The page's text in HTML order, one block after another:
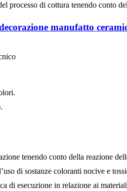
processo di cottura tenendo conto
manufatto
tenendo conto della reazione
di sostanze coloranti nocive e
di esecuzione in relazione ai